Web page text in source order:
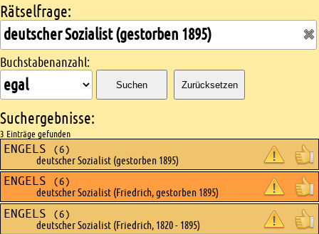
Kreuzworträtsel suchen
Rätselfrage:
Buchstabenanzahl:
Suchen Zurücksetzen
Suchergebnisse:
3 Einträge gefunden
ENGELS (6)
deutscher Sozialist (gestorben 1895)
ENGELS
(6)
deutscher Sozialist (Friedrich, gestorben 1895)
ENGELS
(6)
deutscher Sozialist (Friedrich, 1820 - 1895)